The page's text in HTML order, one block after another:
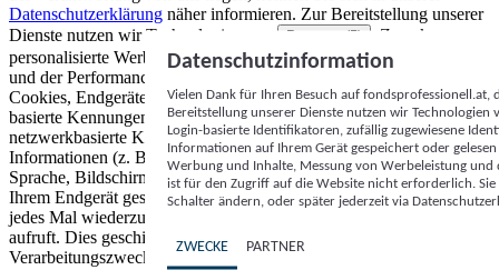
Datenschutzerklärung näher informieren. Zur Bereitstellung unserer
Dienste nutzen wir Technologien von
Partnern (5)
. Zwecke:
personalisierte Werbung und Inhalte, Messung von Werbeleistung
und der Performance von Inhalten sowie Zielgruppenforschung.
Cookies, Endgeräte- oder ähnliche Online-Kennungen (z. B. login-
basierte Kennungen, zufällig generierte Kennungen,
netzwerkbasierte Kennungen) können zusammen mit anderen
Informationen (z. B. Browsertyp und Browserinformationen,
Sprache, Bildschirmgröße, unterstützte Technologien usw.) auf
Ihrem Endgerät gespeichert oder von dort ausgelesen werden, um es
jedes Mal wiederzuerkennen, wenn es eine App oder einer Webseite
aufruft. Dies geschieht für einen oder mehrere der hier aufgeführten
Verarbeitungszwecke.
Datenschutzinformation
Vielen Dank für Ihren Besuch auf
Bereitstellung unserer Dienste nutzen wir Technologien
Login-basierte Identifikatoren, zufällig zugewiesene
Informationen auf Ihrem Gerät gespeichert oder
Werbung und Inhalte, Messung von Werbeleistung
ist für den Zugriff auf die Website nicht erforderlich.
Schalter ändern, oder später jederzeit via
ZWECKE PARTNER